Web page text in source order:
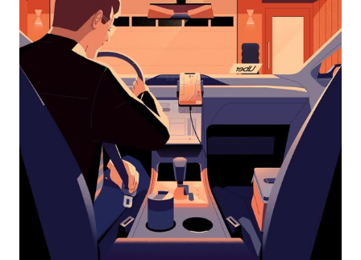
calendrier
et
sélectionner
une
date.
Appuyez
d'échappement
pour
fermer
calendrier.